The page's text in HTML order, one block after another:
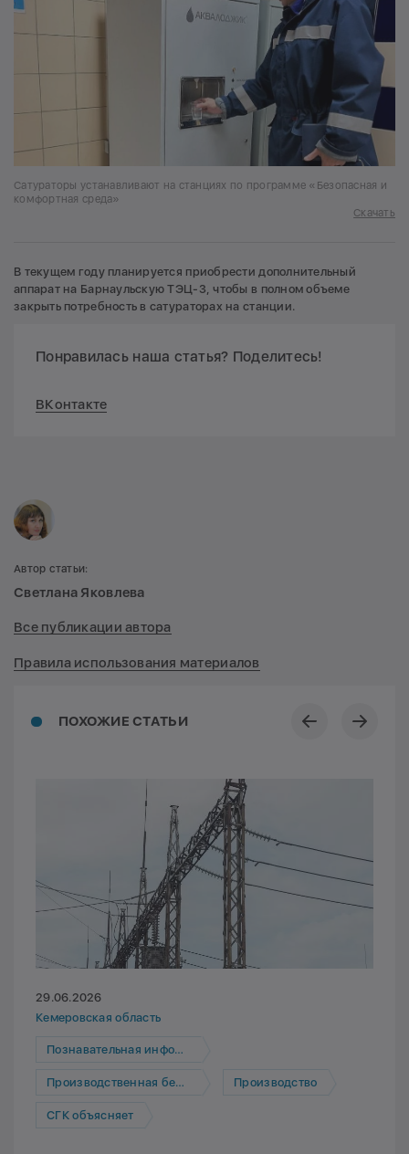
Сатураторы устанавливают на станциях по программе «Безопасная и
комфортная среда»
Скачать
В текущем году планируется приобрести дополнительный
аппарат на Барнаульскую ТЭЦ-3, чтобы в полном объеме
закрыть потребность в сатураторах на станции.
Понравилась наша статья? Поделитесь!
ВКонтакте
ПОХОЖИЕ СТАТЬИ
29.06.2026
Кемеровская область
Познавательная информация
Производственная безопасность Производство
СГК объясняет
Автор статьи:
Светлана Яковлева
Все публикации автора
Правила использования материалов